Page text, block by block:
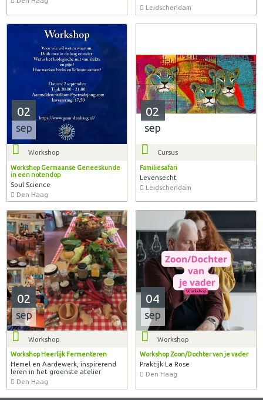
Leidschendam
02
sep
Workshop
Workshop Germaanse Geneeskunde
in een notendop
Soul Science
Den Haag
02
sep
Cursus
Familiesafari
Levensecht
Leidschendam
02
sep
Workshop
Workshop Heerlijk Fermenteren
Hemel en Aardewerk, inspirerend
leren in het groenste atelier
Den Haag
04
sep
Workshop
Workshop Zoon/Dochter van je vader
Praktijk La Rose
Den Haag